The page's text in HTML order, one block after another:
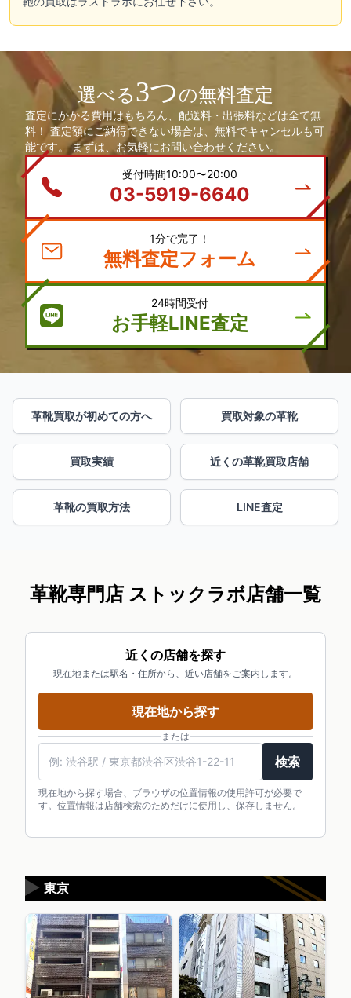
選べる3つの無料査定
査定にかかる費用はもちろん、配送料・出張料などは全て無
料！ 査定額にご納得できない場合は、無料でキャンセルも可
能です。 まずは、お気軽にお問い合わせください。
受付時間10:00〜20:00
03-5919-6640
1分で完了！
無料査定フォーム
24時間受付
お手軽LINE査定
革靴買取が初めての方へ 買取対象の革靴
買取実績 近くの革靴買取店舗
革靴の買取方法 LINE査定
革靴専門店 ストックラボ店舗一覧
近くの店舗を探す
現在地または駅名・住所から、近い店舗をご案内します。
現在地から探す
または
検索
現在地から探す場合、ブラウザの位置情報の使用許可が必要で
す。位置情報は店舗検索のためだけに使用し、保存しません。
東京
▶